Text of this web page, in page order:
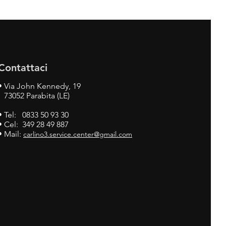
Via John Kennedy, 19
73052 Parabita (LE)
Tel: 0833 50 93 30
Cel: 349 28 49 887
Mail: carlino3.service.center@gmail.com